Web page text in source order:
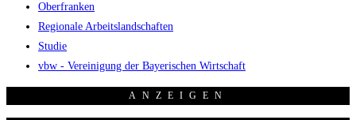
Oberfranken
Regionale Arbeitslandschaften
Studie
vbw - Vereinigung der Bayerischen Wirtschaft
ANZEI­GEN